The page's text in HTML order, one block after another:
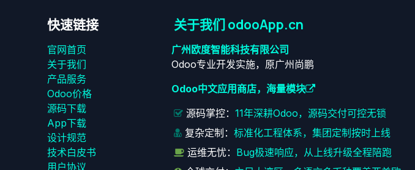
快速链接
官网首页
关于我们
产品服务
Odoo价格
源码下载
App下载
设计规范
技术白皮书
用户协议
关于我们 odooApp.cn
广州欧度智能科技有限公司
Odoo专业开发实施，原广州尚鹏
Odoo中文应用商店，海量模块
源码掌控：11年深耕Odoo，源码交付可控无锁
复杂定制：标准化工程体系，集团定制按时上线
运维无忧： Bug极速响应，从上线升级全程陪跑